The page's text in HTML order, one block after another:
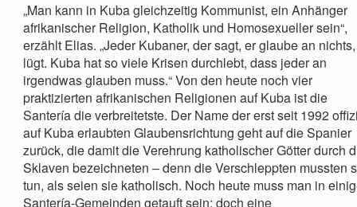
„Man kann in Kuba gleichzeitig Kommunist, ein Anhänger
afrikanischer Religion, Katholik und Homosexueller sein“,
erzählt Elias. „Jeder Kubaner, der sagt, er glaube an nichts,
lügt. Kuba hat so viele Krisen durchlebt, dass jeder an
irgendwas glauben muss.“ Von den heute noch vier
praktizierten afrikanischen Religionen auf Kuba ist die
Santería die verbreitetste. Der Name der erst seit 1992
auf Kuba erlaubten Glaubensrichtung geht auf die Spanier
zurück, die damit die Verehrung katholischer Götter durch
Sklaven bezeichneten – denn die Verschleppten mussten
tun, als seien sie katholisch. Noch heute muss man in
Santería-Gemeinden getauft sein; doch eine